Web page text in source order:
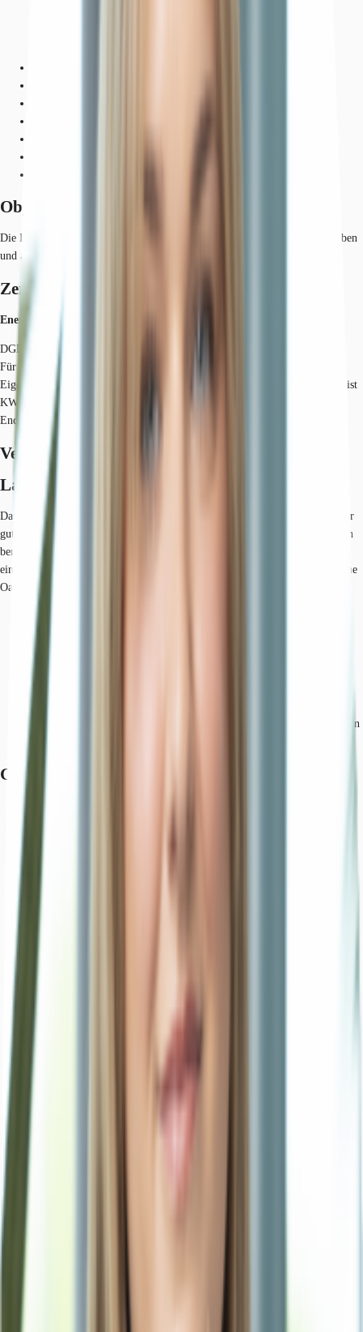
Objekt
Die Büroflächen werden in einem hochwertig ausgebauten Zustand übergeben
und auf Wunsch des Mieters ausgestattet.
Zertifizierungen
Energieausweis
DGNB: Gold LEED: Gold WIREDSCORE: Gold
Für diese Liegenschaft liegt ein Bedarfsausweis vom 21.07.2020 vom
Eigentümer/Vermieter vor. Der wesentliche Energieträger der Liegenschaft ist
KWK. Der Endenergiebedarf Strom beträgt 40.70 kWh/(m²*a). Der
Endenergiebedarf Wärme beträgt 142.30 kWh/(m²*a).
Verfügbare Fläche
Lage und Verkehrsanbindung
Das Objekt liegt im östlichen Stadtteil Grafenberg und verfügt über eine sehr
gute ÖPNV-Anbindung in Richtung City. Namhafte Unternehmen haben sich
bereits im attraktiven Umfeld bestehend aus Büro- und Wohngebieten
eingefunden. Der Grafenberger Wald bildet im Osten des Gebiets eine „Grüne
Oase“.
Flughafen, Düsseldorf, Fahrzeit: 14 min
Bundesautobahn, A 52, Fahrzeit: 8 min
Bundesautobahn, A 44, Fahrzeit: 11 min
Hauptbahnhof, Düsseldorf, Fahrzeit: 12 min
Straßenbahn/Tram, Schlüterstraße / Arbeitsagentur 709, Gehzeit: 8 min
Grundrisse